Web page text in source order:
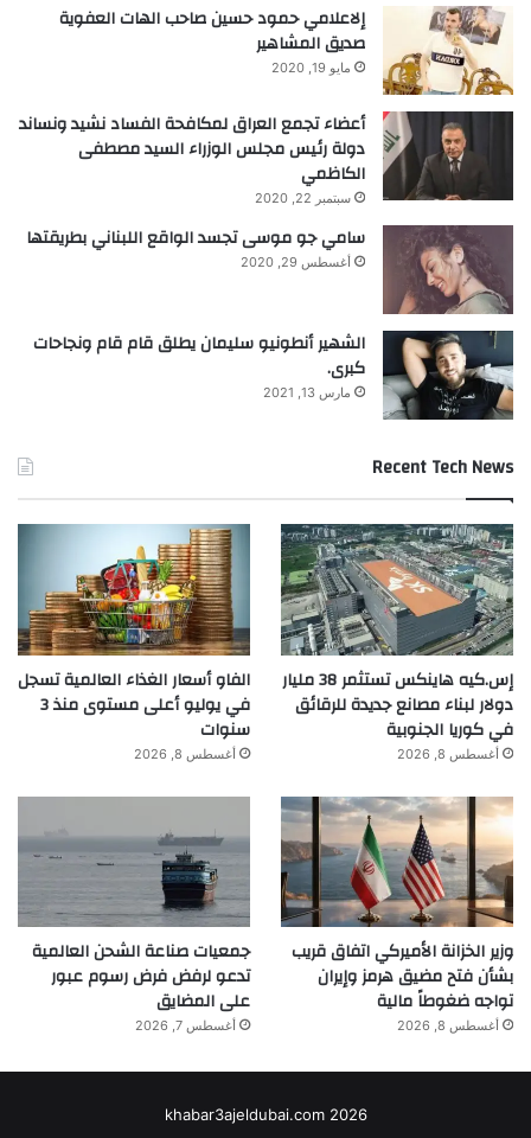
إلاعلامي حمود حسين صاحب الهات العفوية
صديق المشاهير
مايو 19, 2020
أعضاء تجمع العراق لمكافحة الفساد نشيد ونساند
دولة رئيس مجلس الوزراء السيد مصطفى
الكاظمي
سبتمبر 22, 2020
سامي جو موسى تجسد الواقع اللبناني بطريقتها
أغسطس 29, 2020
الشهير أنطونيو سليمان يطلق قام قام ونجاحات
كبرى.
مارس 13, 2021
Recent Tech News
إس.كيه هاينكس تستثمر 38 مليار
دولار لبناء مصانع جديدة للرقائق
في كوريا الجنوبية
أغسطس 8, 2026
الفاو أسعار الغذاء العالمية تسجل
في يوليو أعلى مستوى منذ 3
سنوات
أغسطس 8, 2026
وزير الخزانة الأميركي اتفاق قريب
بشأن فتح مضيق هرمز وإيران
تواجه ضغوطاً مالية
أغسطس 8, 2026
جمعيات صناعة الشحن العالمية
تدعو لرفض فرض رسوم عبور
على المضايق
أغسطس 7, 2026
khabar3ajeldubai.com 2026